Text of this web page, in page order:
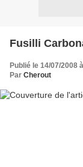
Fusilli
Publié le 14/07/2008
Par Cherout